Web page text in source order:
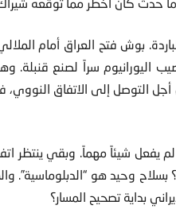
بوش فتح العراق أمام
اليورانيوم سراً لصنع قنبلة.
الخضراء” عام 2009 في إيران من أجل التوصل إلى
يفعل شيئاً مهماً. وبقي ينتظر
وحيد هو “الدبلوماسية”.
بداية تصحيح المسار؟